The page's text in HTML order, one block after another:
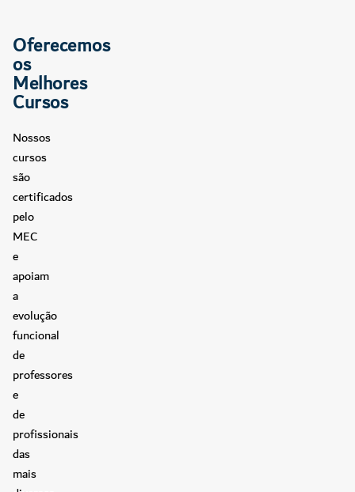
Oferecemos
os
Melhores
Cursos
Nossos
cursos
são
certificados
pelo
MEC
e
apoiam
a
evolução
funcional
de
professores
e
de
profissionais
das
mais